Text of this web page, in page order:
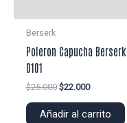
Berserk
Poleron Capucha Berserk
0101
$25.000 El
original
$22.000El
actual
Añadir al carrito